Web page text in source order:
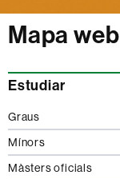
de
Barcelona
Mapa web
Estudiar
Graus
Mínors
Màsters oficials